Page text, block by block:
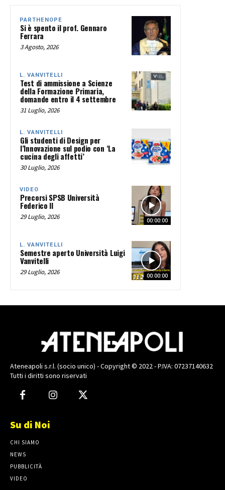
PARTHENOPE
Si è spento il prof. Gennaro
Ferrara
3 Agosto, 2026
L. VANVITELLI
Test di ammissione a Scienze
della Formazione Primaria,
domande entro il 4 settembre
31 Luglio, 2026
L. VANVITELLI
Gli studenti di Design per
l’Innovazione sul podio con ‘La
cucina degli affetti’
30 Luglio, 2026
00:00:00
VIDEO
Precorsi SPSB Università
Federico II
29 Luglio, 2026
00:00:00
L. VANVITELLI
Semestre aperto Università Luigi
Vanvitelli
29 Luglio, 2026
Ateneapoli s.r.l. (socio unico) - Copyright © 2022 - P.IVA: 07237140632
Tutti i diritti sono riservati
Su di Noi
CHI SIAMO
NEWS
PUBBLICITÀ
VIDEO